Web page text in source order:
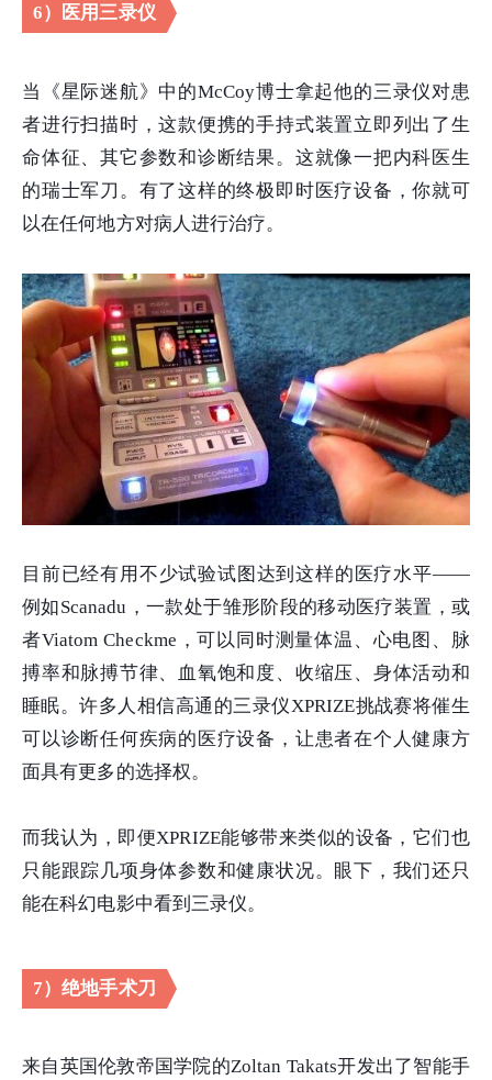
6）医用三录仪
当《星际迷航》中的McCoy博士拿起他的三录仪对患
者进行扫描时，这款便携的手持式装置立即列出了生
命体征、其它参数和诊断结果。这就像一把内科医生
的瑞士军刀。有了这样的终极即时医疗设备，你就可
以在任何地方对病人进行治疗。
目前已经有用不少试验试图达到这样的医疗水平——
例如Scanadu，一款处于雏形阶段的移动医疗装置，或
者Viatom Checkme，可以同时测量体温、心电图、脉
搏率和脉搏节律、血氧饱和度、收缩压、身体活动和
睡眠。许多人相信高通的三录仪XPRIZE挑战赛将催生
可以诊断任何疾病的医疗设备，让患者在个人健康方
面具有更多的选择权。
而我认为，即便XPRIZE能够带来类似的设备，它们也
只能跟踪几项身体参数和健康状况。眼下，我们还只
能在科幻电影中看到三录仪。
7）绝地手术刀
来自英国伦敦帝国学院的Zoltan Takats开发出了智能手